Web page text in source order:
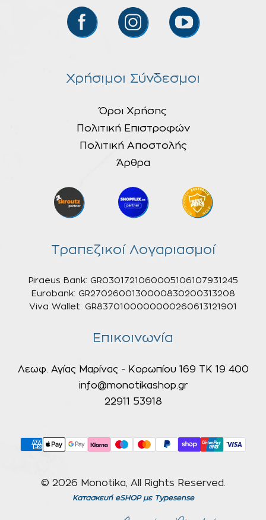
Χρήσιμοι Σύνδεσμοι
Όροι Χρήσης
Πολιτική Επιστροφών
Πολιτική Αποστολής
Άρθρα
Τραπεζικοί Λογαριασμοί
Piraeus Bank: GR0301721060005106107931245
Eurobank: GR2702600130000830200313208
Viva Wallet: GR8370100000000260613121901
Επικοινωνία
Λεωφ. Αγίας Μαρίνας - Κορωπίου 169 ΤΚ 19 400
info@monotikashop.gr
22911 53918
© 2026 Monotika, All Rights Reserved.
Κατασκευή eSHOPμε Typesense